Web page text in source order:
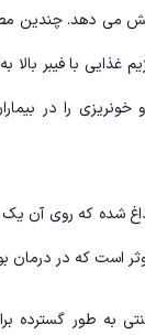
غذایی با فیبر بالا
را در
شده که روی آن یک
است که در درمان
به طور گسترده